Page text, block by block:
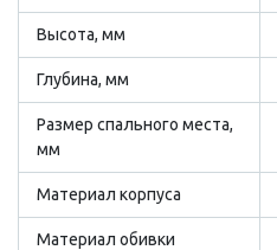
Высота, мм
Глубина, мм
Размер cпального места,
мм
Материал корпуса
Материал обивки